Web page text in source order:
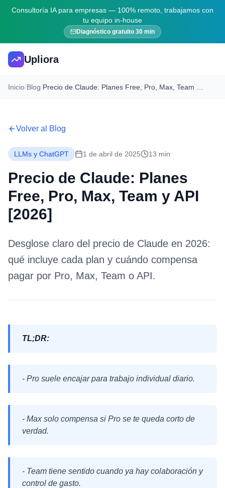
Consultoría IA para empresas — 100% remoto, trabajamos con
tu equipo in-house
Diagnóstico gratuito 30 min
Upliora
Inicio/Blog/
Volver al Blog
LLMs y ChatGPT 1 de abril de 2025 13 min
Precio de Claude: Planes
Free, Pro, Max, Team y API
[2026]
Desglose claro del precio de Claude en 2026:
qué incluye cada plan y cuándo compensa
pagar por Pro, Max, Team o API.
TL;DR:
- Pro suele encajar para trabajo individual diario.
- Max solo compensa si Pro se te queda corto de
verdad.
- Team tiene sentido cuando ya hay colaboración y
control de gasto.